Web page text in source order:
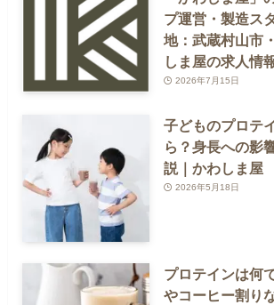
プ運営・製造ス
地：武蔵村山市
しま屋の求人情
2026年7月15日
子どものプロテ
ら？身長への影
説｜かわしま屋
2026年5月18日
プロテインは何
やコーヒー割り